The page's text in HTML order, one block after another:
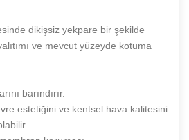
dikişsiz yekpare bir şekilde
ve mevcut yüzeyde kotuma
barındırır.
estetiğini ve kentsel hava kalitesini